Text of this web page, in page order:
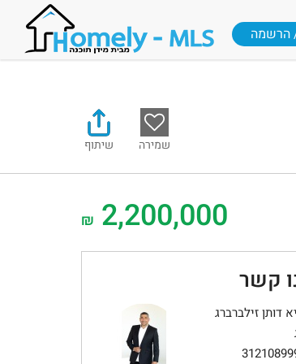
הרשמה
שמירה שיתוף
2,200,000
₪
קשר
דותן זילברברג